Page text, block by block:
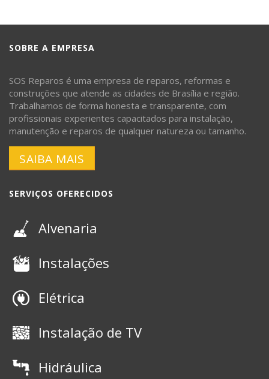
SOBRE A EMPRESA
SOS Reparos é uma empresa de reparos, reformas e
construções que atende as cidades de Brasília e região.
Trabalhamos de forma honesta e transparente, com
profissionais experientes capacitados para instalação,
manutenção e reparos de qualquer natureza ou tamanho.
SAIBA MAIS
SERVIÇOS OFERECIDOS
Alvenaria
Instalações
Elétrica
Instalação de TV
Hidráulica